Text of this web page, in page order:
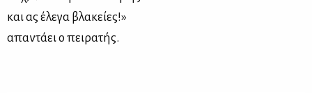
και ας έλεγα βλακείες!»
απαντάει ο πειρατής.